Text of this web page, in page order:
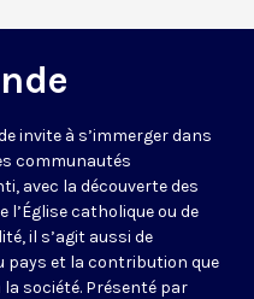
invite à s’immerger dans
communautés
avec la découverte des
catholique ou de
il s’agit aussi de
pays et la contribution que
société. Présenté par